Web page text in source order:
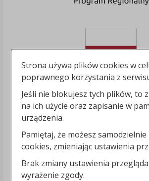
Strona używa plików cookies w
poprawnego korzystania z
Jeśli nie blokujesz tych plików, to
na ich użycie oraz zapisanie w
urządzenia.
Pamiętaj, że możesz samodzielnie
cookies, zmieniając ustawienia
Brak zmiany ustawienia
wyrażenie zgody.